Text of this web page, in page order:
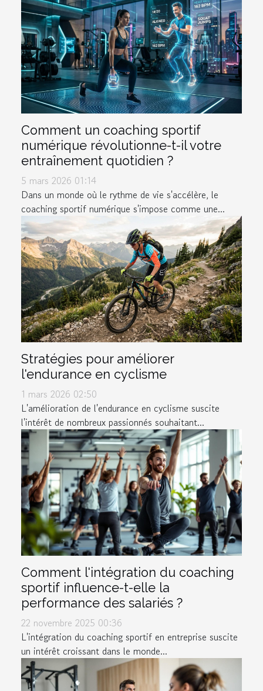
Comment un coaching sportif
numérique révolutionne-t-il votre
entraînement quotidien ?
5 mars 2026 01:14
Dans un monde où le rythme de vie s'accélère, le
coaching sportif numérique s'impose comme une...
Stratégies pour améliorer
l'endurance en cyclisme
1 mars 2026 02:50
L'amélioration de l'endurance en cyclisme suscite
l'intérêt de nombreux passionnés souhaitant...
Comment l'intégration du coaching
sportif influence-t-elle la
performance des salariés ?
22 novembre 2025 00:36
L'intégration du coaching sportif en entreprise suscite
un intérêt croissant dans le monde...